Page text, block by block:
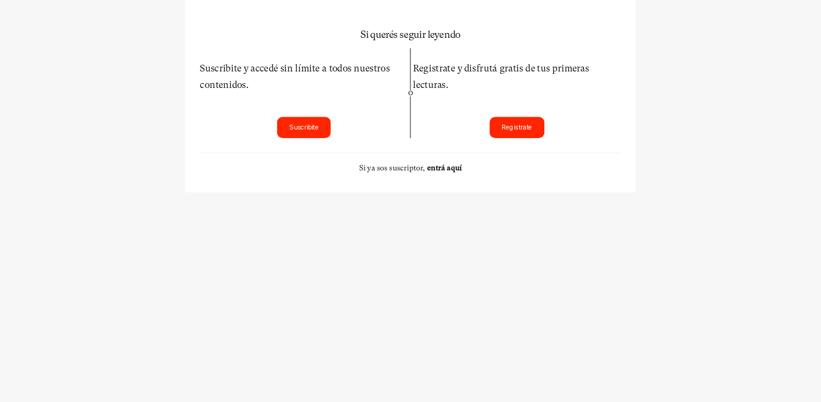
Si querés seguir leyendo
Suscribite y accedé sin límite a todos nuestros
contenidos.
Suscribite
O
Registrate y disfrutá gratis de tus primeras
lecturas.
Registrate
Si ya sos suscriptor, entrá aquí